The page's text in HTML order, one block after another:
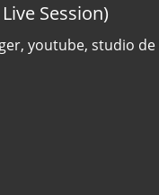
Session)
, youtube, studio